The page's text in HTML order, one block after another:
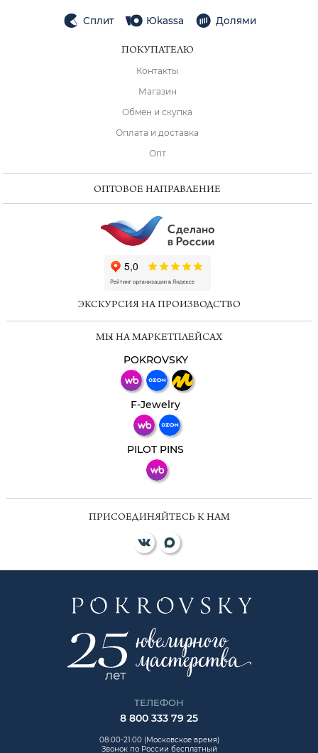
Сплит Юkassa Долями
ПОКУПАТЕЛЮ
Контакты
Магазин
Обмен и скупка
Оплата и доставка
Опт
ОПТОВОЕ НАПРАВЛЕНИЕ
ЭКСКУРСИЯ НА ПРОИЗВОДСТВО
МЫ НА МАРКЕТПЛЕЙСАХ
POKROVSKY
F-Jewelry
PILOT PINS
ПРИСОЕДИНЯЙТЕСЬ К НАМ
ТЕЛЕФОН
8 800 333 79 25
08:00-21:00 (Московское время)
Звонок по России бесплатный